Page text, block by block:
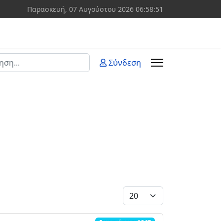
Παρασκευή, 07 Αυγούστου 2026 06:58:51
Σύνδεση
Εμφάνιση #